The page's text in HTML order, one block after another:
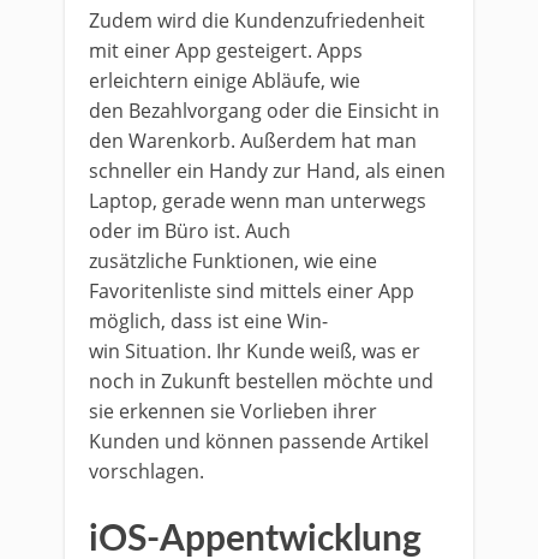
Zudem wird die Kundenzufriedenheit
mit einer App gesteigert. Apps
erleichtern einige Abläufe, wie
den Bezahlvorgang oder die Einsicht in
den Warenkorb. Außerdem hat man
schneller ein Handy zur Hand, als einen
Laptop, gerade wenn man unterwegs
oder im Büro ist. Auch
zusätzliche Funktionen, wie eine
Favoritenliste sind mittels einer App
möglich, dass ist eine Win-
win Situation. Ihr Kunde weiß, was er
noch in Zukunft bestellen möchte und
sie erkennen sie Vorlieben ihrer
Kunden und können passende Artikel
vorschlagen.
iOS-Appentwicklung